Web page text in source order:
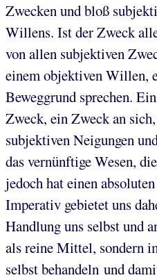
Zwecken und bloß
Willens. Ist der Zweck
von allen subjektiven
einem objektiven Willen,
Beweggrund sprechen.
Zweck, ein Zweck an
subjektiven Neigungen
das vernünftige Wesen,
jedoch hat einen
Imperativ gebietet uns
Handlung uns selbst und
als reine Mittel, sondern
selbst behandeln und